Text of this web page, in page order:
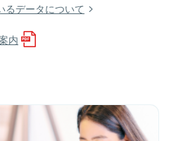
るデータについて
内